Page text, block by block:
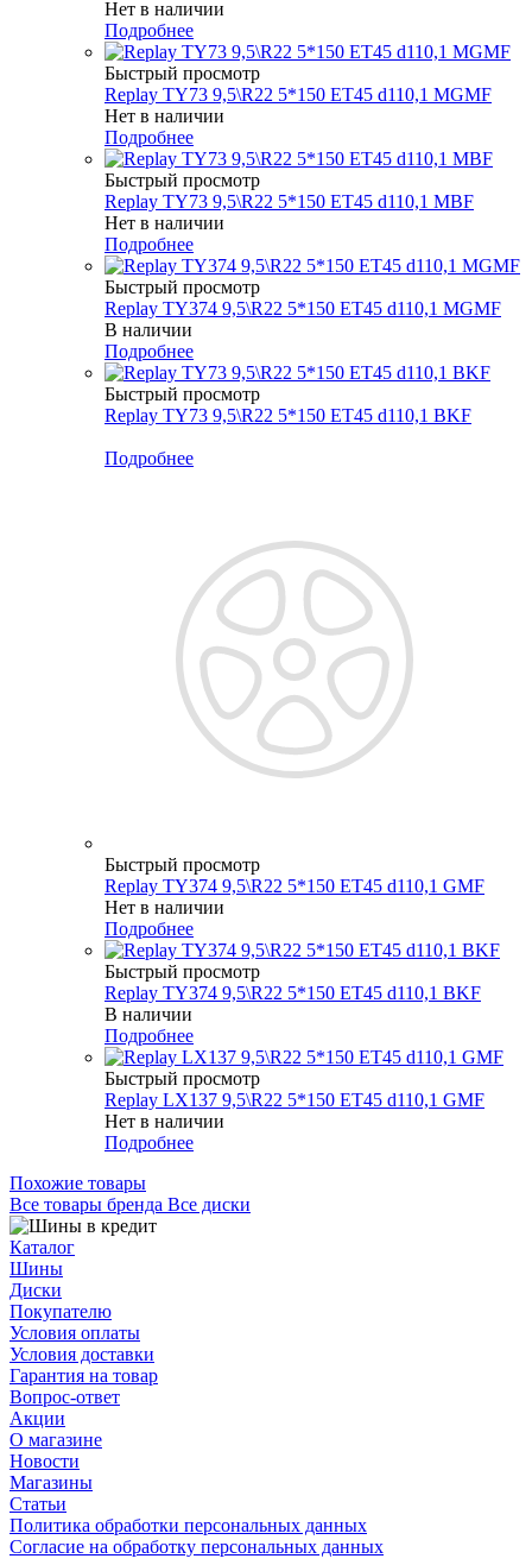
Нет в наличии
Подробнее
Быстрый просмотр
Replay TY73 9,5\R22 5*150 ET45 d110,1 MGMF
Нет в наличии
Подробнее
Быстрый просмотр
Replay TY73 9,5\R22 5*150 ET45 d110,1 MBF
Нет в наличии
Подробнее
Быстрый просмотр
Replay TY374 9,5\R22 5*150 ET45 d110,1 MGMF
В наличии
Подробнее
Быстрый просмотр
Replay TY73 9,5\R22 5*150 ET45 d110,1 BKF
Подробнее
Быстрый просмотр
Replay TY374 9,5\R22 5*150 ET45 d110,1 GMF
Нет в наличии
Подробнее
Быстрый просмотр
Replay TY374 9,5\R22 5*150 ET45 d110,1 BKF
В наличии
Подробнее
Быстрый просмотр
Replay LX137 9,5\R22 5*150 ET45 d110,1 GMF
Нет в наличии
Подробнее
Похожие товары
Все товары бренда Все диски
Каталог
Шины
Диски
Покупателю
Условия оплаты
Условия доставки
Гарантия на товар
Вопрос-ответ
Акции
О магазине
Новости
Магазины
Статьи
Политика обработки персональных данных
Согласие на обработку персональных данных